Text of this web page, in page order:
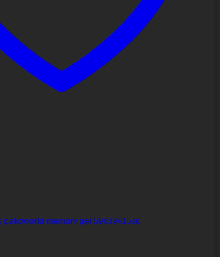
pakoworld memory gel 59x39x15εκ